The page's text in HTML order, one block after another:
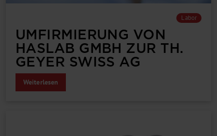
Labor
UMFIRMIERUNG VON
HASLAB GMBH ZUR ­TH.
GEYER SWISS AG
Weiterlesen